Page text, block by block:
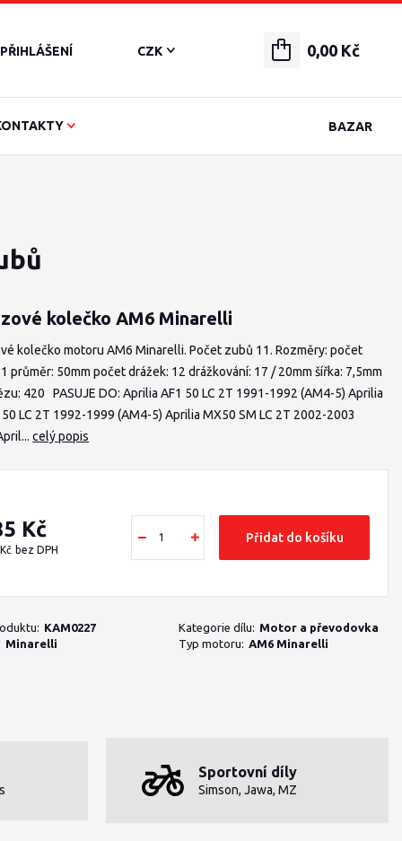
BAZAR
CZK
PŘIHLÁŠENÍ 0,00 Kč
kolečko AM6 Minarelli
kolečko motoru AM6 Minarelli. Počet zubů 11. Rozměry: počet
průměr: 50mm počet drážek: 12 drážkování: 17 / 20mm šířka: 7,5mm
420 PASUJE DO: Aprilia AF1 50 LC 2T 1991-1992 (AM4-5) Aprilia
LC 2T 1992-1999 (AM4-5) Aprilia MX50 SM LC 2T 2002-2003
celý popis
Kč
bez DPH
Přidat do košíku
KAM0227 Kategorie dílu: Motor a převodovka
Minarelli Typ motoru: AM6 Minarelli
Sportovní díly
Simson, Jawa, MZ